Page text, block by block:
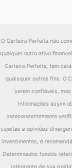
O Carteira Perfeita não
qualquer outro ativo
Carteira Perfeita, tem
quaisquer outros fins. O
serem confiáveis,
informações assim
independentemente
sujeitas a opiniões
investimentos, é
Determinados fundos
integrante de sua